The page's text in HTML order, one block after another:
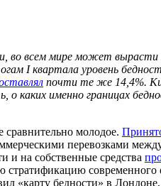
во всем мире может вырасти
I квартала уровень
почти те же 14,4%.
именно границах
сравнительно молодое.
перевозками
и на собственные средства
«карту бедности» в